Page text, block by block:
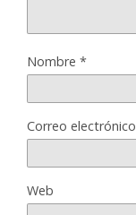
Nombre *
Correo electrónico
Web